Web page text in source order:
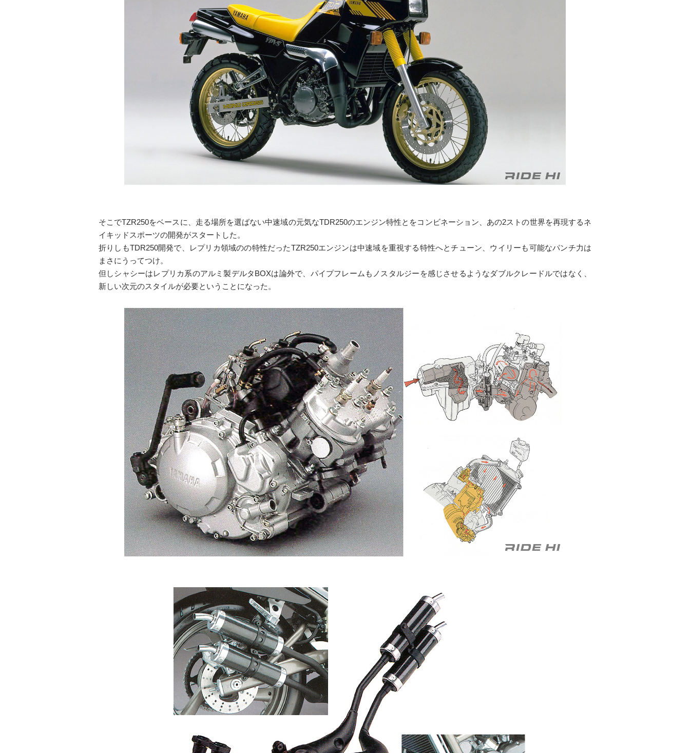
そこでTZR250をベースに、走る場所を選ばない中速域の元気なTDR250のエンジン特性とをコンビネーション、あの2ストの世界を再現するネ
イキッドスポーツの開発がスタートした。
折りしもTDR250開発で、レプリカ領域のの特性だったTZR250エンジンは中速域を重視する特性へとチューン、ウイリーも可能なパンチ力は
まさにうってつけ。
但しシャシーはレプリカ系のアルミ製デルタBOXは論外で、パイプフレームもノスタルジーを感じさせるようなダブルクレードルではなく、
新しい次元のスタイルが必要ということになった。